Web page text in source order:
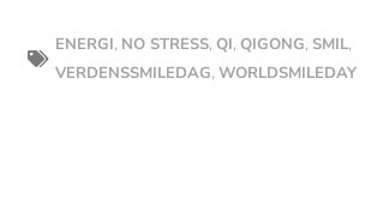
ENERGI, NO STRESS, QI, QIGONG, SMIL,
VERDENSSMILEDAG, WORLDSMILEDAY